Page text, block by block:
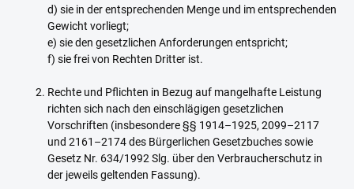
d) sie in der entsprechenden Menge und im entsprechenden
Gewicht vorliegt;
e) sie den gesetzlichen Anforderungen entspricht;
f) sie frei von Rechten Dritter ist.
Rechte und Pflichten in Bezug auf mangelhafte Leistung
richten sich nach den einschlägigen gesetzlichen
Vorschriften (insbesondere §§ 1914–1925, 2099–2117
und 2161–2174 des Bürgerlichen Gesetzbuches sowie
Gesetz Nr. 634/1992 Slg. über den Verbraucherschutz in
der jeweils geltenden Fassung).